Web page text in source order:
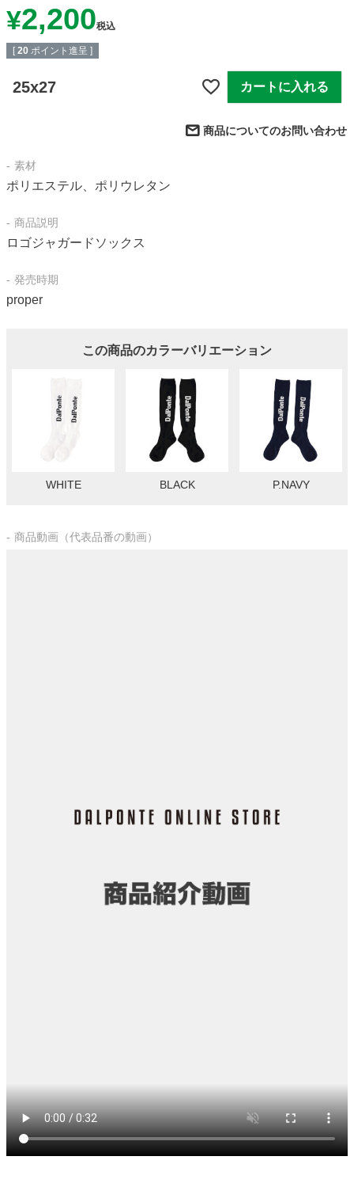
¥2,200税込
[ 20 ポイント進呈 ]
25x27 カートに入れる
商品についてのお問い合わせ
素材
ポリエステル、ポリウレタン
商品説明
ロゴジャガードソックス
発売時期
proper
この商品のカラーバリエーション
WHITE BLACK P.NAVY
商品動画（代表品番の動画）